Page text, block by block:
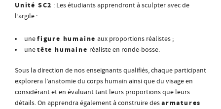
Unité SC2 : Les étudiants apprendront à sculpter avec de
l’argile :
unefigure humaine aux proportions réalistes ;
unetête humaine réaliste en ronde-bosse.
Sous la direction de nos enseignants qualifiés, chaque participant
explorera l’anatomie du corps humain ainsi que du visage en
considérant et en évaluant tant leurs proportions que leurs
détails. On apprendra également à construire desarmatures